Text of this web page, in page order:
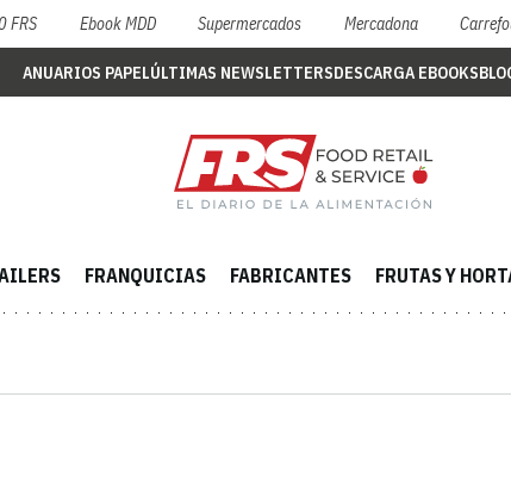
FRS Ebook MDD Supermercados Mercadona
ANUARIOS PAPELÚLTIMAS NEWSLETTERSDESCARGA EBOOKS
FRANQUICIAS FABRICANTES FRUTAS Y